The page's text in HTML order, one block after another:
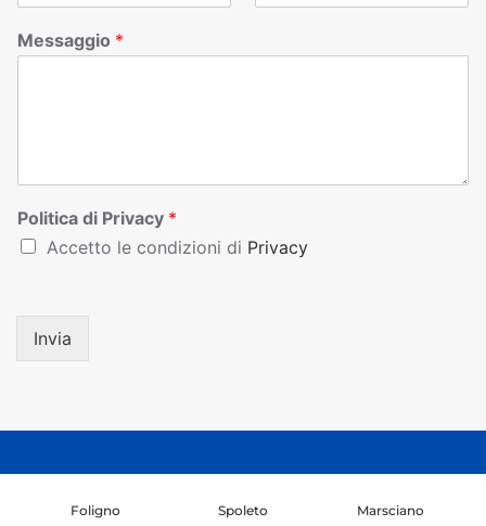
Messaggio *
Politica di Privacy *
Accetto le condizioni di Privacy
Invia
Foligno Spoleto Marsciano